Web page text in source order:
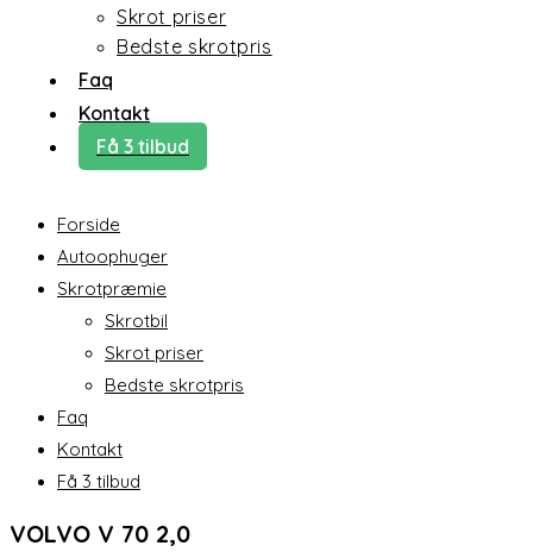
Skrot priser
Bedste skrotpris
Faq
Kontakt
Få 3 tilbud
Forside
Autoophuger
Skrotpræmie
Skrotbil
Skrot priser
Bedste skrotpris
Faq
Kontakt
Få 3 tilbud
VOLVO V 70 2,0